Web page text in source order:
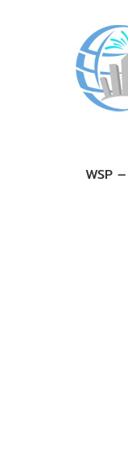
WSP